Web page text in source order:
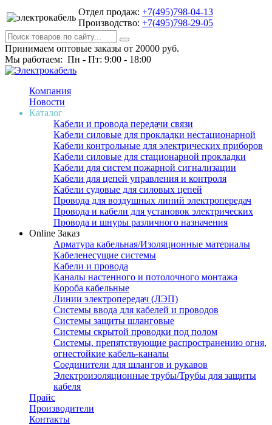
Отдел продаж: +7(495)798-04-13
Производство: +7(495)798-29-05
Принимаем оптовые заказы от 20000 руб.
Мы работаем: Пн - Пт: 9:00 - 18:00
Компания
Новости
Каталог
Кабели и провода передачи связи
Кабели силовые для прокладки нестационарной
Кабели контрольные для электрических приборов
Кабели силовые для стационарной прокладки
Кабели для систем пожарной сигнализации
Кабели для цепей управления и контроля
Кабели судовые для силовых цепей
Провода для воздушных линий электропередач
Провода и кабели для установок электрических
Провода и шнуры различного назначения
Online Заказ
Арматура кабельная/Изоляционные материалы
Кабеленесущие системы
Кабели и провода
Каналы настенного и потолочного монтажа
Короба кабельные
Линии электропередач (ЛЭП)
Системы ввода для кабелей и проводов
Системы защиты шланговые
Системы скрытой проводки под полом
Системы, препятствующие распространению огня,
огнестойкие кабель-каналы
Соединители для шлангов и рукавов
Электроизоляционные трубы/Трубы для защиты
кабеля
Прайс
Производители
Контакты